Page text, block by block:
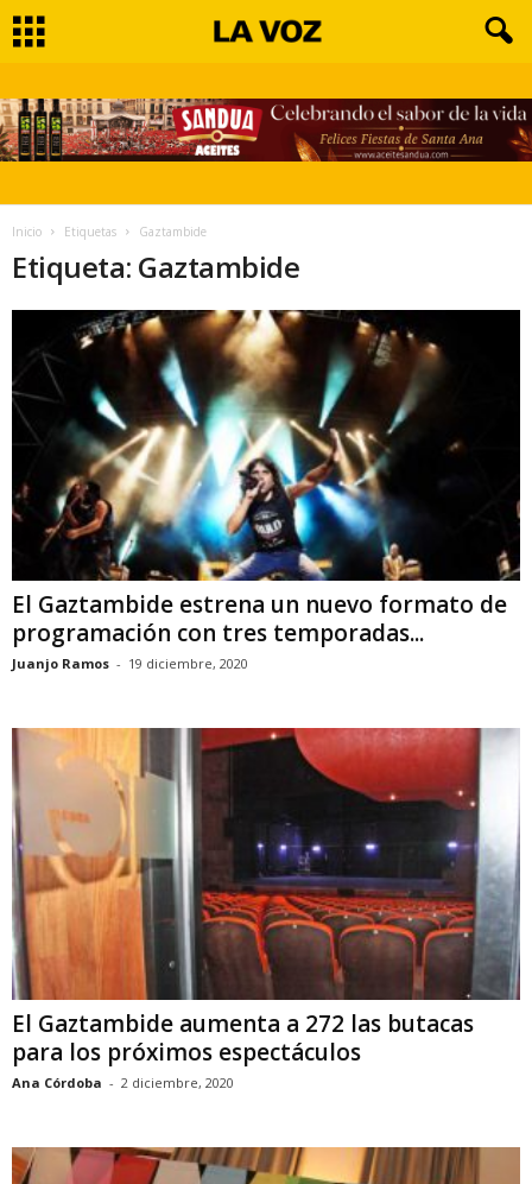
Inicio Etiquetas Gaztambide
Etiqueta: Gaztambide
El Gaztambide estrena un nuevo formato de
programación con tres temporadas...
Juanjo Ramos - 19 diciembre, 2020
El Gaztambide aumenta a 272 las butacas
para los próximos espectáculos
Ana Córdoba - 2 diciembre, 2020